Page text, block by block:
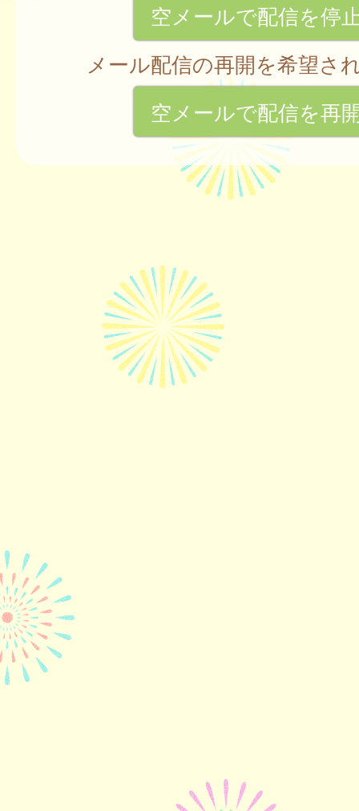
空メールで配信を停
メール配信の再開を希望さ
空メールで配信を再